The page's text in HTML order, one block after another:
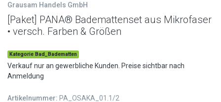
Grausam Handels GmbH
[Paket] PANA® Bademattenset aus Mikrofaser
• versch. Farben & Größen
Kategorie Bad_Badematten
Verkauf nur an gewerbliche Kunden. Preise sichtbar nach
Anmeldung
Artikelnummer: PA_OSAKA_01.1/2